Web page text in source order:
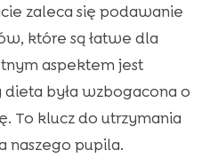
zaleca się podawanie
które są łatwe dla
aspektem jest
była wzbogacona o
To klucz do utrzymania
naszego pupila.